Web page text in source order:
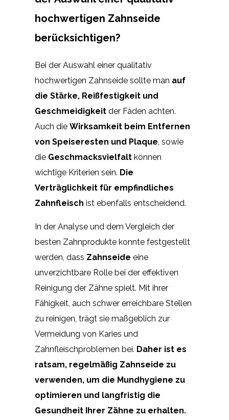
hochwertigen Zahnseide
berücksichtigen?
Bei der Auswahl einer qualitativ
hochwertigen Zahnseide sollte man auf
die Stärke, Reißfestigkeit und
Geschmeidigkeit der Fäden achten.
Auch die Wirksamkeit beim Entfernen
von Speiseresten und Plaque, sowie
die Geschmacksvielfalt können
wichtige Kriterien sein. Die
Verträglichkeit für empfindliches
Zahnfleisch ist ebenfalls entscheidend.
In der Analyse und dem Vergleich der
besten Zahnprodukte konnte festgestellt
werden, dass Zahnseide eine
unverzichtbare Rolle bei der effektiven
Reinigung der Zähne spielt. Mit ihrer
Fähigkeit, auch schwer erreichbare Stellen
zu reinigen, trägt sie maßgeblich zur
Vermeidung von Karies und
Zahnfleischproblemen bei. Daher ist es
ratsam, regelmäßig Zahnseide zu
verwenden, um die Mundhygiene zu
optimieren und langfristig die
Gesundheit Ihrer Zähne zu erhalten.